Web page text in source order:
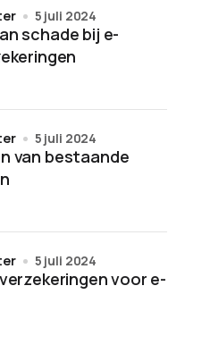
schade bij e-
5 juli 2024
van bestaande
5 juli 2024
voor e-
5 juli 2024